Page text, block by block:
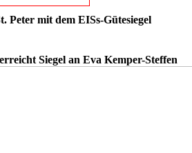
Peter mit dem EISs-Gütesiegel
Siegel an Eva Kemper-Steffen